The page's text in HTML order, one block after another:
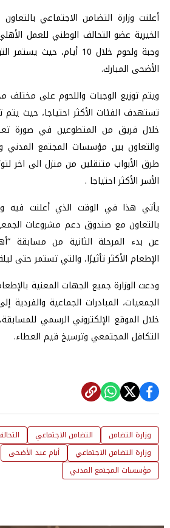
أعلنت وزارة التضامن الاجتماعي
وجبة ولحوم خلال 10 أيام،
الأضحى المبارك.
ويتم توزيع الوجبات واللحوم على مختلف
تستهدف الفئات الأكثر احتياجا، حيث يتم
خلال فريق من المتطوعين في صورة
والتعاون بين مؤسسات المجتمع
طرق الأبواب متنقلين من منزل الى اخر
الأسر الأكثر احتياجا .
يأتي هذا في الوقت الذي أعلنت فيه
بالتعاون مع صندوق دعم مشروعات
عن بدء المرحلة الثانية من مسابقة
الإطعام الأكثر تأثيرًا، والتي تستمر حتى
ودعت الوزارة جميع الجهات المعنية
الجمعيات، المبادرات الجماعية
خلال الموقع الإلكتروني الرسمي
التكافل المجتمعي وترسيخ قيم العطاء.
وزارة التضامن التضامن الاجتماعي
وزارة التضامن الاجتماعي
أيام عيد الأضحى
مؤسسات المجتمع المدني